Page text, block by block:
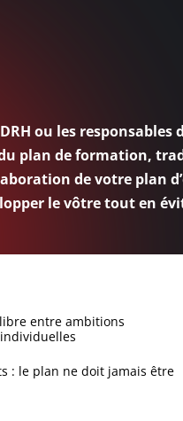
ou les
plan de formation,
de votre plan
le vôtre tout en
entre ambitions
: le plan ne doit jamais être